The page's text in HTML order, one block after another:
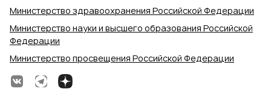
Министерство здравоохранения Российской Федерации
Министерство науки и высшего образования Российской
Федерации
Министерство просвещения Российской Федерации